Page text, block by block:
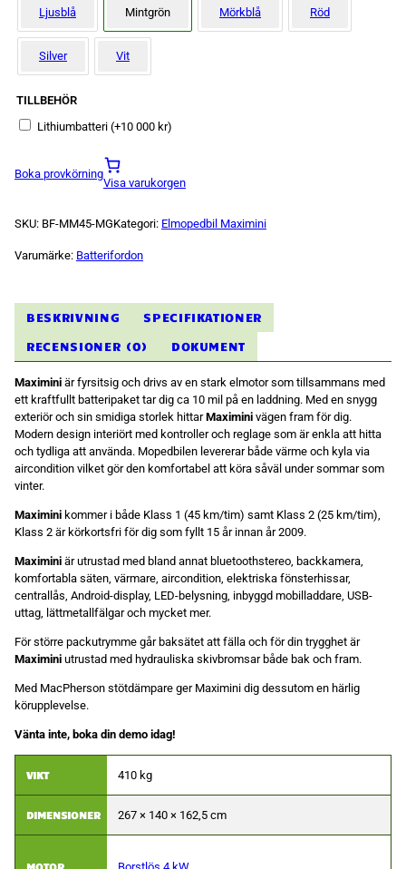
Ljusblå Mintgrön Mörkblå Röd
Silver Vit
TILLBEHÖR
Lithiumbatteri (+10 000 kr)
Boka provkörning
Visa varukorgen
SKU: BF-MM45-MGKategori: Elmopedbil Maximini
Varumärke: Batterifordon
BESKRIVNING
SPECIFIKATIONER
RECENSIONER (0)
DOKUMENT
Maximini är fyrsitsig och drivs av en stark elmotor som tillsammans med
ett kraftfullt batteripaket tar dig ca 10 mil på en laddning. Med en snygg
exteriör och sin smidiga storlek hittarMaximini vägen fram för dig.
Modern design interiört med kontroller och reglage som är enkla att hitta
och tydliga att använda. Mopedbilen levererar både värme och kyla via
aircondition vilket gör den komfortabel att köra såväl under sommar som
vinter.
Maximini kommer i både Klass 1 (45 km/tim) samt Klass 2 (25 km/tim),
Klass 2 är körkortsfri för dig som fyllt 15 år innan år 2009.
Maximini är utrustad med bland annat bluetoothstereo, backkamera,
komfortabla säten, värmare, aircondition, elektriska fönsterhissar,
centrallås, Android-display, LED-belysning, inbyggd mobilladdare, USB-
uttag, lättmetallfälgar och mycket mer.
För större packutrymme går baksätet att fälla och för din trygghet är
Maximini utrustad med hydrauliska skivbromsar både bak och fram.
Med MacPherson stötdämpare ger Maximini dig dessutom en härlig
körupplevelse.
Vänta inte, boka din demo idag!
VIKT 410 kg
DIMENSIONER 267 × 140 × 162,5 cm
MOTOR
hemsidans
funktionalitet
uppbyggnad,
baserat på
hemsidan
Upplevelse
För att vår
bra som
under ditt
kommer viss
funktionalitet
från
hemsidan.
Marknadsföring
Genom att dela
med dig av dina
intressen och
ditt beteende när
du surfar ökar
få se personligt
anpassat
erbjudanden.